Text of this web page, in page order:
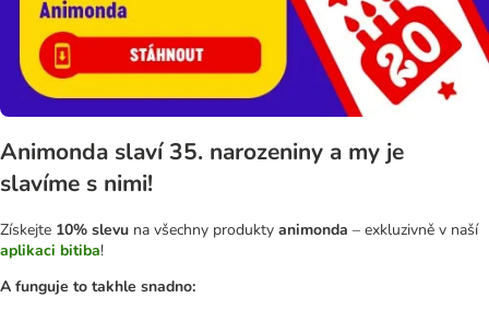
Animonda slaví 35. narozeniny a my je
slavíme s nimi!
Získejte 10% slevu na všechny produkty animonda – exkluzivně v naší
aplikaci bitiba!
A funguje to takhle snadno: